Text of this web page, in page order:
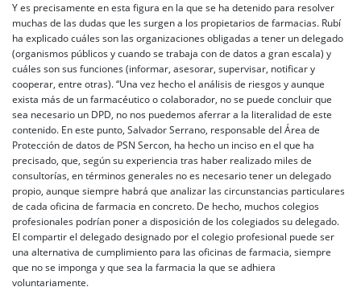
Y es precisamente en esta figura en la que se ha detenido para resolver
muchas de las dudas que les surgen a los propietarios de farmacias. Rubí
ha explicado cuáles son las organizaciones obligadas a tener un delegado
(organismos públicos y cuando se trabaja con de datos a gran escala) y
cuáles son sus funciones (informar, asesorar, supervisar, notificar y
cooperar, entre otras). “Una vez hecho el análisis de riesgos y aunque
exista más de un farmacéutico o colaborador, no se puede concluir que
sea necesario un DPD, no nos puedemos aferrar a la literalidad de este
contenido. En este punto, Salvador Serrano, responsable del Área de
Protección de datos de PSN Sercon, ha hecho un inciso en el que ha
precisado, que, según su experiencia tras haber realizado miles de
consultorías, en términos generales no es necesario tener un delegado
propio, aunque siempre habrá que analizar las circunstancias particulares
de cada oficina de farmacia en concreto. De hecho, muchos colegios
profesionales podrían poner a disposición de los colegiados su delegado.
El compartir el delegado designado por el colegio profesional puede ser
una alternativa de cumplimiento para las oficinas de farmacia, siempre
que no se imponga y que sea la farmacia la que se adhiera
voluntariamente.